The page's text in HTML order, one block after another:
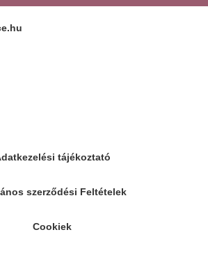
tájékoztató
szerződési Feltételek
Cookiek